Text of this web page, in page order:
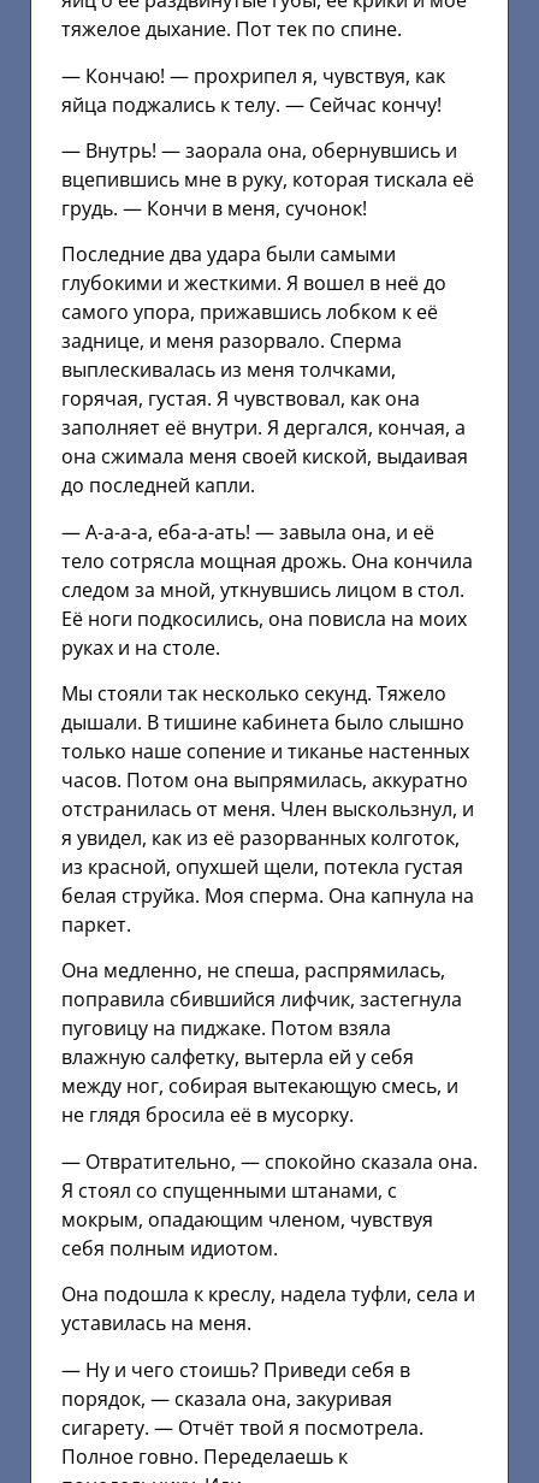
тяжелое дыхание. Пот тек по спине.
— Кончаю! — прохрипел я, чувствуя, как
яйца поджались к телу. — Сейчас кончу!
— Внутрь! — заорала она, обернувшись и
вцепившись мне в руку, которая тискала её
грудь. — Кончи в меня, сучонок!
Последние два удара были самыми
глубокими и жесткими. Я вошел в неё до
самого упора, прижавшись лобком к её
заднице, и меня разорвало. Сперма
выплескивалась из меня толчками,
горячая, густая. Я чувствовал, как она
заполняет её внутри. Я дергался, кончая, а
она сжимала меня своей киской, выдаивая
до последней капли.
— А-а-а-а, еба-а-ать! — завыла она, и её
тело сотрясла мощная дрожь. Она кончила
следом за мной, уткнувшись лицом в стол.
Её ноги подкосились, она повисла на моих
руках и на столе.
Мы стояли так несколько секунд. Тяжело
дышали. В тишине кабинета было слышно
только наше сопение и тиканье настенных
часов. Потом она выпрямилась, аккуратно
отстранилась от меня. Член выскользнул, и
я увидел, как из её разорванных колготок,
из красной, опухшей щели, потекла густая
белая струйка. Моя сперма. Она капнула на
паркет.
Она медленно, не спеша, распрямилась,
поправила сбившийся лифчик, застегнула
пуговицу на пиджаке. Потом взяла
влажную салфетку, вытерла ей у себя
между ног, собирая вытекающую смесь, и
не глядя бросила её в мусорку.
— Отвратительно, — спокойно сказала она.
Я стоял со спущенными штанами, с
мокрым, опадающим членом, чувствуя
себя полным идиотом.
Она подошла к креслу, надела туфли, села и
уставилась на меня.
— Ну и чего стоишь? Приведи себя в
порядок, — сказала она, закуривая
сигарету. — Отчёт твой я посмотрела.
Полное говно. Переделаешь к